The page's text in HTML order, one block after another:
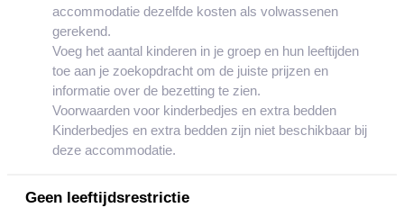
accommodatie dezelfde kosten als volwassenen
gerekend.
Voeg het aantal kinderen in je groep en hun leeftijden
toe aan je zoekopdracht om de juiste prijzen en
informatie over de bezetting te zien.
Voorwaarden voor kinderbedjes en extra bedden
Kinderbedjes en extra bedden zijn niet beschikbaar bij
deze accommodatie.
Geen leeftijdsrestrictie